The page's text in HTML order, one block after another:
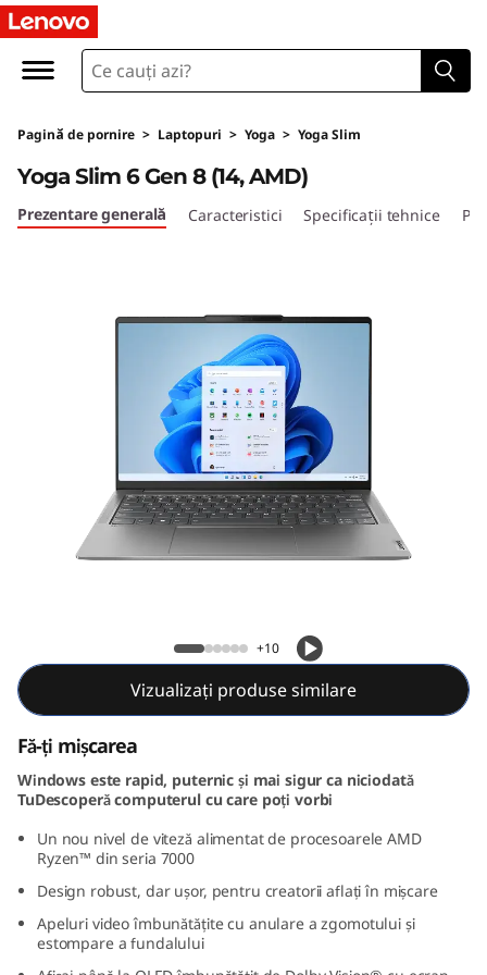
Y
g
a
S
1
A
D
Pagină de pornire > Laptopuri > Yoga > Yoga Slim
Yoga Slim 6 Gen 8 (14, AMD)
Yoga Slim 6 Gen 8 (14, AMD)
Prezentare generală Caracteristici Specificații tehnice
+10
Vizualizați produse similare
Fă-ți mișcarea
Windows este rapid, puternic și mai sigur ca niciodată
TuDescoperă computerul cu care poți vorbi
Un nou nivel de viteză alimentat de procesoarele AMD
Ryzen™ din seria 7000
Design robust, dar ușor, pentru creatorii aflați în mișcare
Apeluri video îmbunătățite cu anulare a zgomotului și
estompare a fundalului